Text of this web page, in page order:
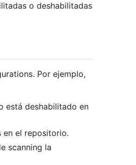
o deshabilitadas
Por ejemplo,
está deshabilitado en
en el repositorio.
scanning la